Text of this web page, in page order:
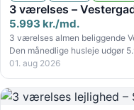
3 værelses –
5.993 kr./md.
3 værelses almen beliggende
Den månedlige husleje udgør
01. aug 2026